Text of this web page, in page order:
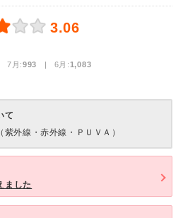
3.06
7月:993 | 6月:1,083
て
紫外線・赤外線・ＰＵＶＡ）
ました